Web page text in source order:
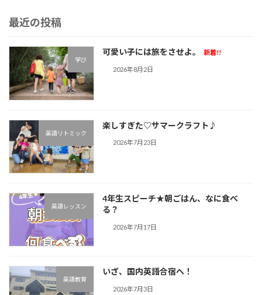
最近の投稿
学び
可愛い子には旅をさせよ。 新着!!
2026年8月2日
英語リトミック
楽しすぎた♡サマークラフト♪︎
2026年7月23日
英語レッスン
4年生スピーチ★朝ごはん、なに食べ
る？
2026年7月17日
英語教育
いざ、国内英語合宿へ！
2026年7月3日